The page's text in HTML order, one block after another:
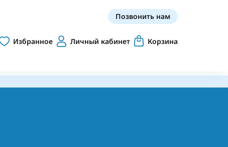
Позвонить нам
Избранное Личный кабинет Корзина